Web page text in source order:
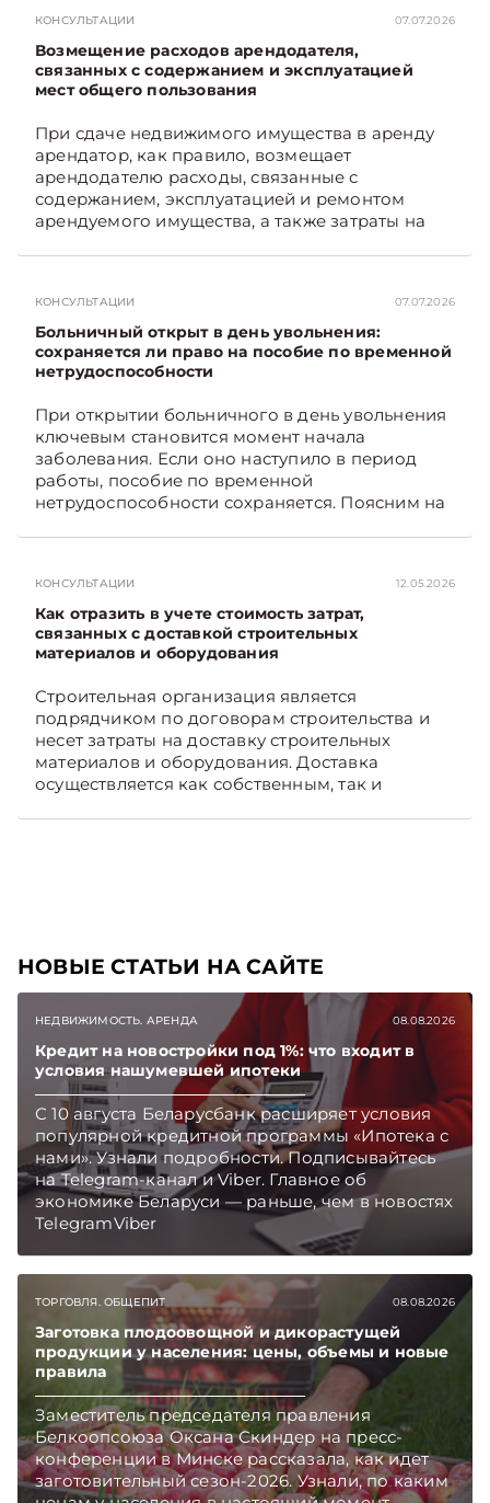
КОНСУЛЬТАЦИИ 07.07.2026
Возмещение расходов арендодателя,
связанных с содержанием и эксплуатацией
мест общего пользования
При сдаче недвижимого имущества в аренду
арендатор, как правило, возмещает
арендодателю расходы, связанные с
содержанием, эксплуатацией и ремонтом
арендуемого имущества, а также затраты на
связанных с содержанием и эксплуатацией
мест общего пользования, в частности –
контрольно-­пропускного пункта? Рассмотрим
порядок их распределения. Подписывайтесь
экономике Беларуси — раньше, чем в новостях
TelegramViber
КОНСУЛЬТАЦИИ 07.07.2026
Больничный открыт в день увольнения:
сохраняется ли право на пособие по временной
нетрудоспособности
При открытии больничного в день увольнения
ключевым становится момент начала
заболевания. Если оно наступило в период
работы, пособие по временной
нетрудоспособности сохраняется. Поясним на
КОНСУЛЬТАЦИИ 12.05.2026
Как отразить в учете стоимость затрат,
связанных с доставкой строительных
материалов и оборудования
Строительная организация является
подрядчиком по договорам строительства и
несет затраты на доставку строительных
материалов и оборудования. Доставка
осуществляется как собственным, так и
НОВЫЕ СТАТЬИ НА САЙТЕ
НЕДВИЖИМОСТЬ. АРЕНДА 08.08.2026
Кредит на новостройки под 1%: что входит в
условия нашумевшей ипотеки
С 10 августа Беларусбанк расширяет условия
популярной кредитной программы «Ипотека с
нами». Узнали подробности. Подписывайтесь
на Telegram‑канал и Viber. Главное об
экономике Беларуси — раньше, чем в новостях
TelegramViber
ТОРГОВЛЯ. ОБЩЕПИТ 08.08.2026
Заготовка плодоовощной и дикорастущей
продукции у населения: цены, объемы и новые
правила
Заместитель председателя правления
Белкоопсоюза Оксана Скиндер на пресс-
конференции в Минске рассказала, как идет
заготовительный сезон-2026. Узнали, по каким